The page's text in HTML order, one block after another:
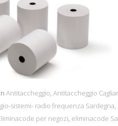
Antitaccheggio, Antitaccheggio
sistemi- radio frequenza Sardegna,
per negozi, eliminacode